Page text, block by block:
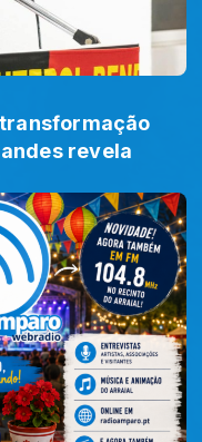
revela